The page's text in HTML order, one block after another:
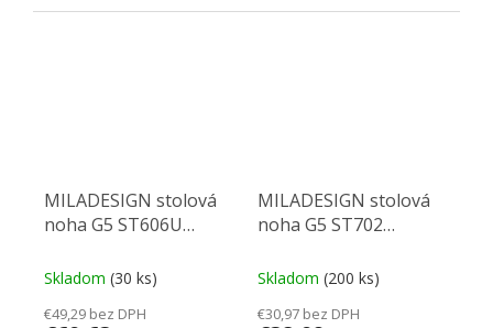
90x90 mm Rozmery:... sklopenia nohy pod...
MILADESIGN stolová
noha G5 ST606U
strieborná
Skladom (30 ks)
€49,29 bez DPH
MILADESIGN stolová
noha G5 ST702
Skladom (200 ks)
€30,97 bez DPH